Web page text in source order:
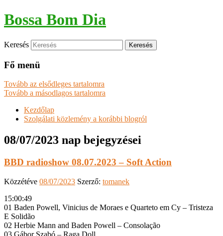
Bossa Bom Dia
Keresés
Fő menü
Tovább az elsődleges tartalomra
Tovább a másodlagos tartalomra
Kezdőlap
Szolgálati közlemény a korábbi blogról
08/07/2023 nap bejegyzései
BBD radioshow 08.07.2023 – Soft Action
Közzétéve 08/07/2023 Szerző: tomanek
15:00:49
01 Baden Powell, Vinicius de Moraes e Quarteto em Cy – Tristeza
E Solidão
02 Herbie Mann and Baden Powell – Consolação
03 Gábor Szabó – Raga Doll